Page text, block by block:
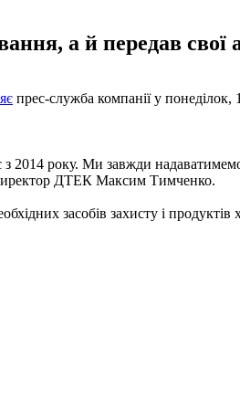
а й передав свої
прес-служба компанії у понеділок,
з 2014 року. Ми завжди
ДТЕК Максим Тимченко.
засобів захисту і продуктів